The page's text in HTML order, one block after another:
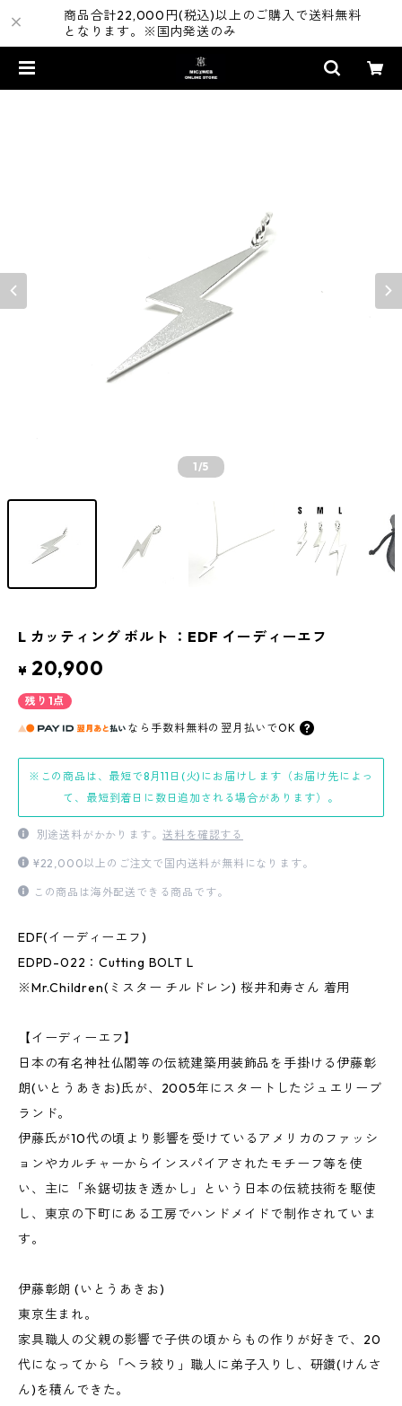
商品合計22,000円(税込)以上のご購入で送料無料
となります。※国内発送のみ
1/5
L カッティング ボルト ：EDF イーディーエフ
¥ 20,900
残り1点
なら 手数料無料の 翌月払いでOK
※この商品は、最短で8月11日(火)にお届けします（お届け先によっ
て、最短到着日に数日追加される場合があります）。
別途送料がかかります。送料を確認する
¥22,000以上のご注文で国内送料が無料になります。
この商品は海外配送できる商品です。
EDF(イーディーエフ)
EDPD-022：Cutting BOLT L
※Mr.Children(ミスター チルドレン) 桜井和寿さん 着用
【イーディーエフ】
日本の有名神社仏閣等の伝統建築用装飾品を手掛ける伊藤彰
朗(いとうあきお)氏が、2005年にスタートしたジュエリーブ
ランド。
伊藤氏が10代の頃より影響を受けているアメリカのファッシ
ョンやカルチャーからインスパイアされたモチーフ等を使
い、主に「糸鋸切抜き透かし」という日本の伝統技術を駆使
し、東京の下町にある工房でハンドメイドで制作されていま
す。
伊藤彰朗 (いとうあきお)
東京生まれ。
家具職人の父親の影響で子供の頃からもの作りが好きで、20
代になってから「ヘラ絞り」職人に弟子入りし、研鑽(けんさ
ん)を積んできた。